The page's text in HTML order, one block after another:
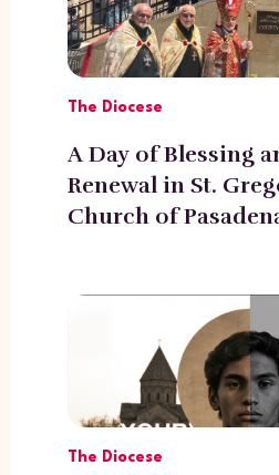
The Diocese
A Day of Blessing
Renewal in St.
Church of
The Diocese